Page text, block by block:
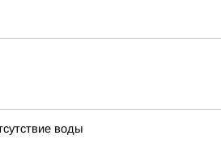
воды